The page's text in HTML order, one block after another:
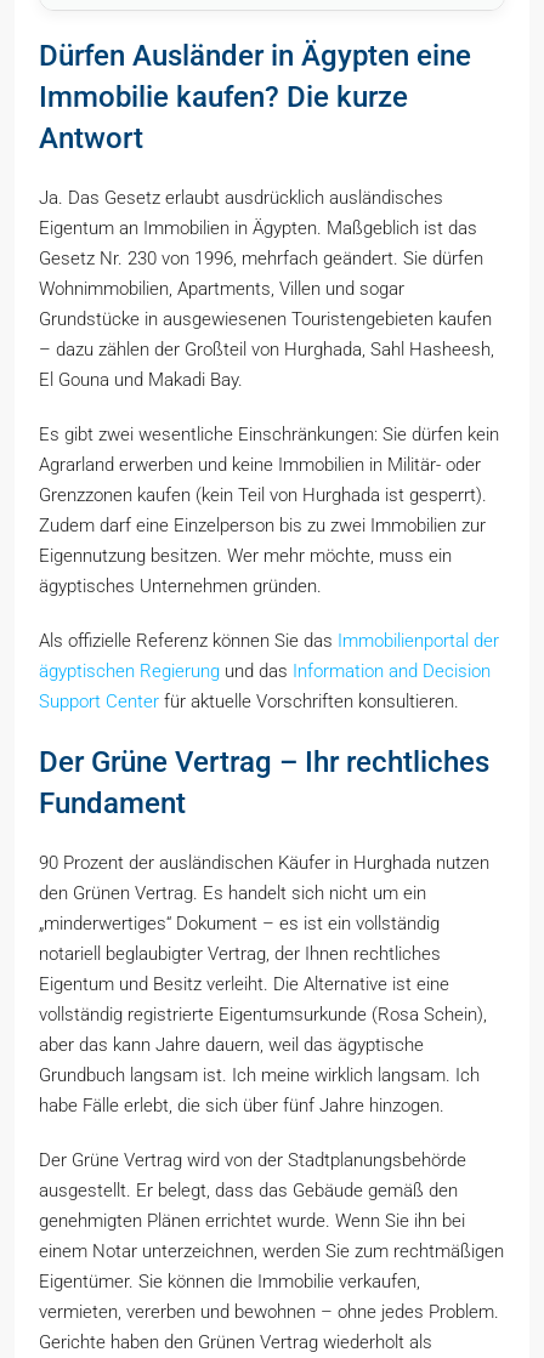
Dürfen Ausländer in Ägypten eine
Immobilie kaufen? Die kurze
Antwort
Ja. Das Gesetz erlaubt ausdrücklich ausländisches
Eigentum an Immobilien in Ägypten. Maßgeblich ist das
Gesetz Nr. 230 von 1996, mehrfach geändert. Sie dürfen
Wohnimmobilien, Apartments, Villen und sogar
Grundstücke in ausgewiesenen Touristengebieten kaufen
– dazu zählen der Großteil von Hurghada, Sahl Hasheesh,
El Gouna und Makadi Bay.
Es gibt zwei wesentliche Einschränkungen: Sie dürfen kein
Agrarland erwerben und keine Immobilien in Militär- oder
Grenzzonen kaufen (kein Teil von Hurghada ist gesperrt).
Zudem darf eine Einzelperson bis zu zwei Immobilien zur
Eigennutzung besitzen. Wer mehr möchte, muss ein
ägyptisches Unternehmen gründen.
Als offizielle Referenz können Sie das Immobilienportal der
ägyptischen Regierung und das Information and Decision
Support Center für aktuelle Vorschriften konsultieren.
Der Grüne Vertrag – Ihr rechtliches
Fundament
90 Prozent der ausländischen Käufer in Hurghada nutzen
den Grünen Vertrag. Es handelt sich nicht um ein
„minderwertiges“ Dokument – es ist ein vollständig
notariell beglaubigter Vertrag, der Ihnen rechtliches
Eigentum und Besitz verleiht. Die Alternative ist eine
vollständig registrierte Eigentumsurkunde (Rosa Schein),
aber das kann Jahre dauern, weil das ägyptische
Grundbuch langsam ist. Ich meine wirklich langsam. Ich
habe Fälle erlebt, die sich über fünf Jahre hinzogen.
Der Grüne Vertrag wird von der Stadtplanungsbehörde
ausgestellt. Er belegt, dass das Gebäude gemäß den
genehmigten Plänen errichtet wurde. Wenn Sie ihn bei
einem Notar unterzeichnen, werden Sie zum rechtmäßigen
Eigentümer. Sie können die Immobilie verkaufen,
vermieten, vererben und bewohnen – ohne jedes Problem.
Gerichte haben den Grünen Vertrag wiederholt als